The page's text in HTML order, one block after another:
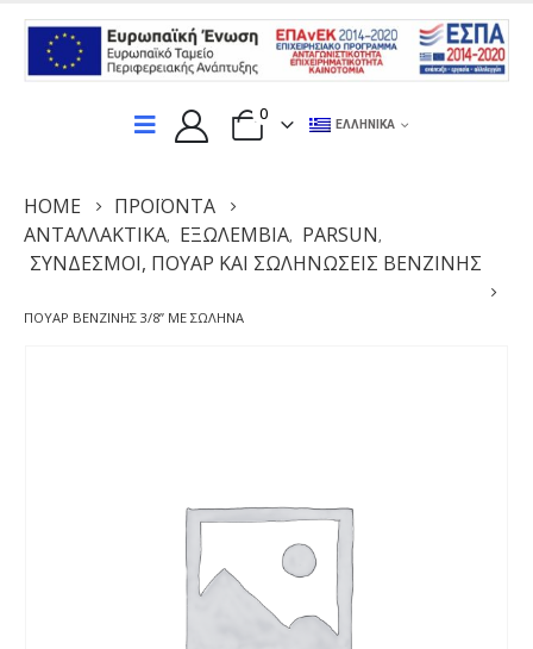
0
ΕΛΛΗΝΙΚΆ
HOME
ΠΡΟΪΌΝΤΑ
ΑΝΤΑΛΛΑΚΤΙΚΆ, ΕΞΩΛΕΜΒΙΑ, PARSUN,
ΣΎΝΔΕΣΜΟΙ, ΠΟΥΆΡ ΚΑΙ ΣΩΛΗΝΏΣΕΙΣ ΒΕΝΖΊΝΗΣ
ΠΟΥΑΡ ΒΕΝΖΊΝΗΣ 3/8” ΜΕ ΣΩΛΉΝΑ